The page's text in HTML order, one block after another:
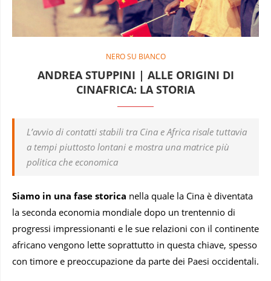
NERO SU BIANCO
ANDREA STUPPINI | ALLE ORIGINI DI
CINAFRICA: LA STORIA
L’avvio di contatti stabili tra Cina e Africa risale tuttavia
a tempi piuttosto lontani e mostra una matrice più
politica che economica
Siamo in una fase storica nella quale la Cina è diventata
la seconda economia mondiale dopo un trentennio di
progressi impressionanti e le sue relazioni con il continente
africano vengono lette soprattutto in questa chiave, spesso
con timore e preoccupazione da parte dei Paesi occidentali.